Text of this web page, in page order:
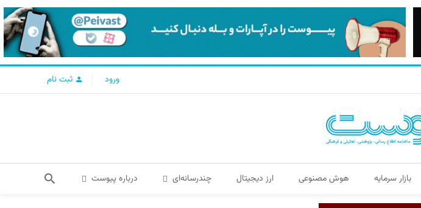
ورود ثبت نام
بازار سرمایه هوش مصنوعی ارز دیجیتال چندرسانه‌ای درباره پیوست